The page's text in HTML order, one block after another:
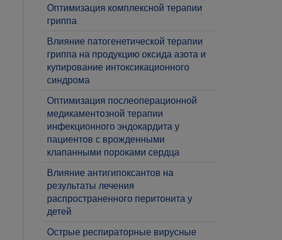
Оптимизация комплексной терапии
гриппа
​Влияние патогенетической терапии
гриппа на продукцию оксида азота и
купирование интоксикационного
синдрома
Оптимизация послеоперационной
медикаментозной терапии
инфекционного эндокардита у
пациентов с врожденными
клапанными пороками сердца
Влияние антигипоксантов на
результаты лечения
распространенного перитонита у
детей
​Острые респираторные вирусные